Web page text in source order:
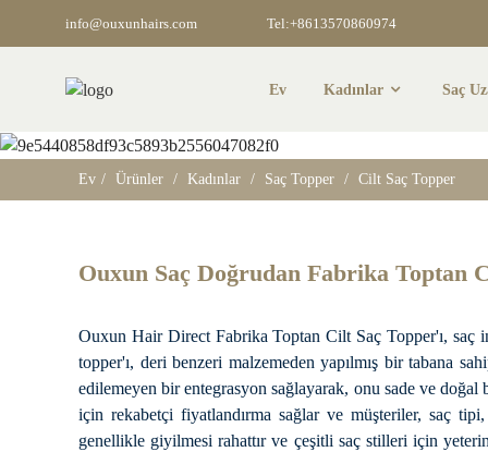
info@ouxunhairs.com Tel:+8613570860974
Ev Kadınlar Saç
Ev Ürünler Kadınlar Saç Topper Cilt Saç Topper
Ouxun Saç Doğrudan Fabrika Toptan
Ouxun Hair Direct Fabrika Toptan Cilt Saç Topper'ı, saç
topper'ı, deri benzeri malzemeden yapılmış bir tabana
edilemeyen bir entegrasyon sağlayarak, onu sade ve
için rekabetçi fiyatlandırma sağlar ve müşteriler, saç
genellikle giyilmesi rahattır ve çeşitli saç stilleri için